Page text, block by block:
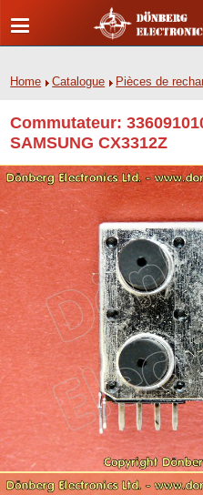
Home Catalogue Pièces de
Commutateur:
SAMSUNG CX3312Z